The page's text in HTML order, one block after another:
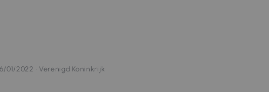
01/2022 · Verenigd Koninkrijk